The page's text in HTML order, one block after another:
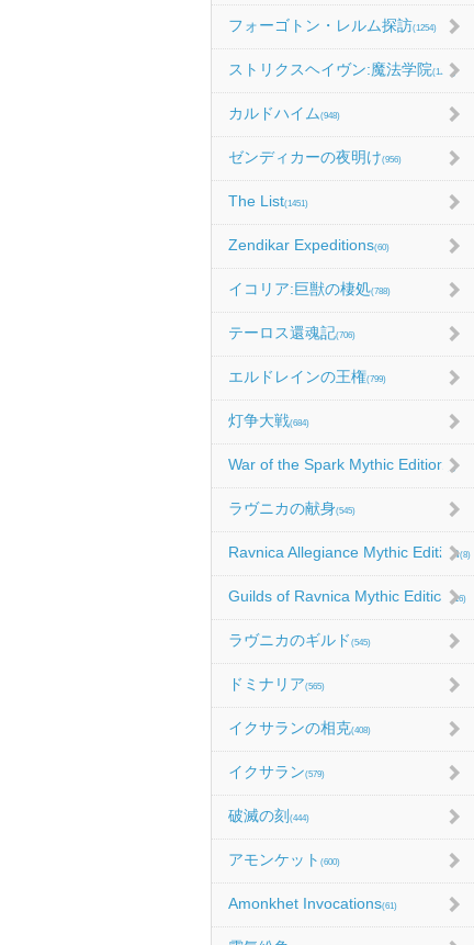
フォーゴトン・レルム探訪(1254)
ストリクスヘイヴン:魔法学院(1214)
カルドハイム (948)
ゼンディカーの夜明け(956)
The List(1451)
Zendikar Expeditions(60)
イコリア:巨獣の棲処(788)
テーロス還魂記(706)
エルドレインの王権(799)
灯争大戦(684)
War of the Spark Mythic Edition (9)
ラヴニカの献身(545)
Ravnica Allegiance Mythic Edition(8)
Guilds of Ravnica Mythic Edition(16)
ラヴニカのギルド (545)
ドミナリア(565)
イクサランの相克(408)
イクサラン(579)
破滅の刻 (444)
アモンケット (600)
Amonkhet Invocations(61)